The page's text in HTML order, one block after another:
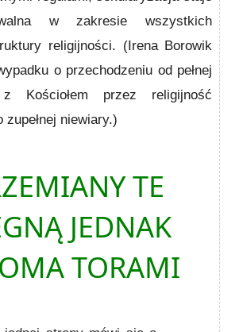
w zakresie wszystkich
religijności. (Irena Borowik
o przechodzeniu od pełnej
z Kościołem przez religijność
zupełnej niewiary.)
TE
JEDNAK
TORAMI